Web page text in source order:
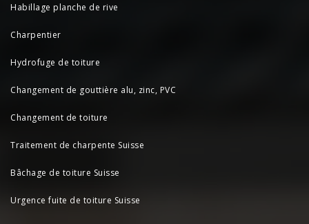
Habillage planche de rive
Charpentier
Hydrofuge de toiture
Changement de gouttière alu, zinc, PVC
Changement de toiture
Traitement de charpente Suisse
Bâchage de toiture Suisse
Urgence fuite de toiture Suisse